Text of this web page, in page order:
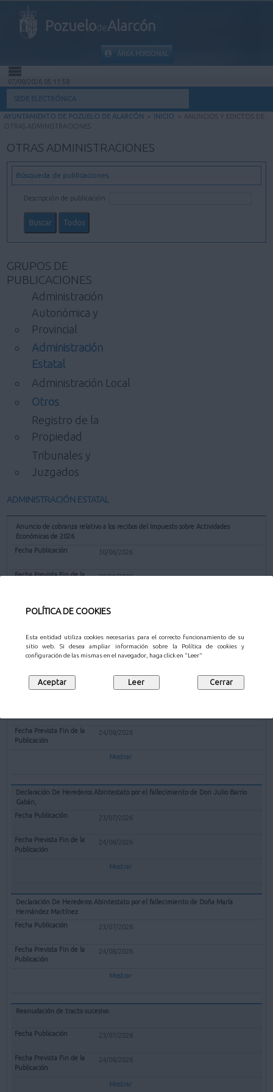
POLÍTICA DE COOKIES
Esta entidad utiliza cookies necesarias para el correcto funcionamiento de su
sitio web. Si desea ampliar información sobre la Política de cookies y
configuración de las mismas en el navegador, haga click en "Leer"
PozuelodeAlarcón
ÁREA PERSONAL
INICIO
INFORMACIÓN PÚBLICA
MI CARPETA
INFORMACIÓN MUNICIPAL
07/08/2026 05:11:58
SEDE ELECTRÓNICA
AYUNTAMIENTO DE POZUELO DE ALARCÓN > INICIO > ANUNCIOS Y EDICTOS DE
OTRAS ADMINISTRACIONES
OTRAS ADMINISTRACIONES
Búsqueda de publicaciones
Descripción de publicación
GRUPOS DE
PUBLICACIONES
Administración
Autonómica y
Provincial
Administración
Estatal
Administración Local
Otros
Registro de la
Propiedad
Tribunales y
Juzgados
ADMINISTRACIÓN ESTATAL
Anuncio de cobranza relativo a los recibos del Impuesto sobre Actividades
Económicas de 2026
30/06/2026
20/11/2026
OTROS
Declaración De Herederos Abintestato por el fallecimiento de Doña Eusebia
Aguado López
24/08/2026
Mostrar
Declaración De Herederos Abintestato por el fallecimiento de Don Julio Barrio
Gabán,
23/07/2026
24/08/2026
Mostrar
Declaración De Herederos Abintestato por el fallecimiento de Doña María
Hernández Martínez
23/07/2026
24/08/2026
Mostrar
Reanudación de tracto sucesivo
23/07/2026
24/08/2026
Mostrar